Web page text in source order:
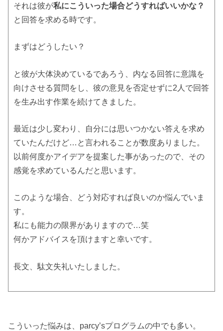
それは彼が私にこういった場合どうすればいいかな？
と回答を求める時です。
まずはどうしたい？
と彼が大体決めているであろう、内なる回答に意識を
向けさせる質問をし、彼の意見を否定せずに2人で回答
を生み出す作業を続けてきました。
最近は少し変わり、自分には思いつかない答えを求め
ていたんだけど…と言われることが数度ありました。
以前何度かアイデアを提案した事があったので、その
感覚を求めているんだと思います。
このような場合、どう対応すれば良いのか悩んでいま
す。
私にも能力の限界がありますので…笑
何かアドバイスを頂けますと幸いです。
長文、駄文失礼いたしました。
こういった悩みは、parcy’sプログラムの中でも多い。